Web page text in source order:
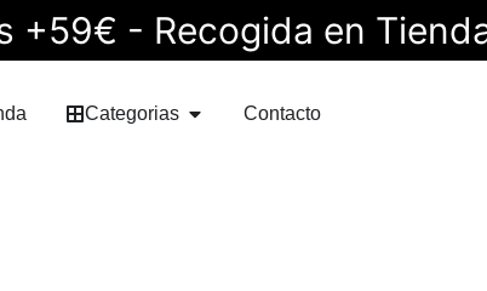
+59€ - Recogida en
Categorias Contacto